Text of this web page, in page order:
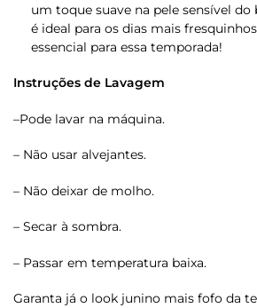
um toque suave na pele sensível do
é ideal para os dias mais
essencial para essa temporada!
Instruções de Lavagem
–Pode lavar na máquina.
– Não usar alvejantes.
– Não deixar de molho.
– Secar à sombra.
– Passar em temperatura baixa.
Garanta já o look junino mais fofo da